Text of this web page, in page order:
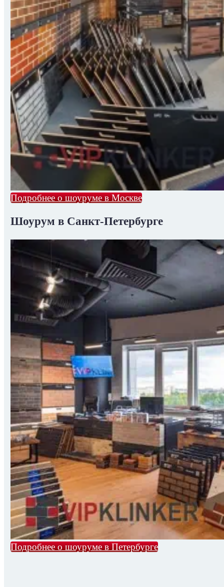
Подробнее о шоуруме в Москве
Шоурум в Санкт-Петербурге
Подробнее о шоуруме в Петербурге